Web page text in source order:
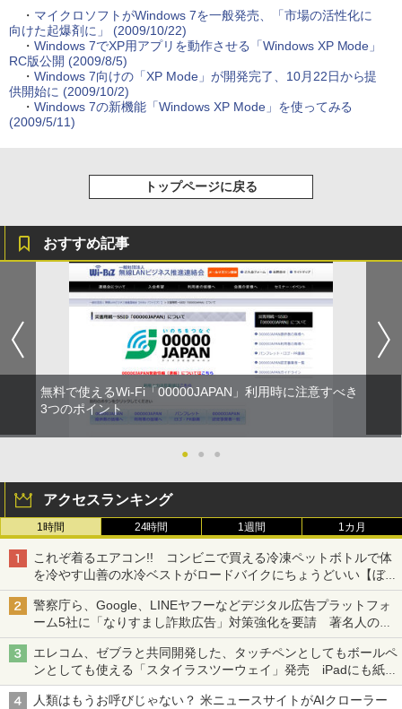
・ マイクロソフトがWindows 7を一般発売、「市場の活性化に
向けた起爆剤に」 (2009/10/22)
・ Windows 7でXP用アプリを動作させる「Windows XP Mode」
RC版公開 (2009/8/5)
・ Windows 7向けの「XP Mode」が開発完了、10月22日から提
供開始に (2009/10/2)
・ Windows 7の新機能「Windows XP Mode」を使ってみる
(2009/5/11)
トップページに戻る
おすすめ記事
無料で使えるWi-Fi「00000JAPAN」利用時に注意すべき
3つのポイント
● ● ●
アクセスランキング
1時間 24時間 1週間 1カ月
これぞ着るエアコン!! コンビニで買える冷凍ペットボトルで体
を冷やす山善の水冷ベストがロードバイクにちょうどいい【ぼっ
ち・ざ・ろーど！その14】【空いた時間でなにしてる？】
警察庁ら、Google、LINEヤフーなどデジタル広告プラットフォ
ーム5社に「なりすまし詐欺広告」対策強化を要請 著名人の写
真や映像を使った投資詐欺などへの対策として
エレコム、ゼブラと共同開発した、タッチペンとしてもボールペ
ンとしても使える「スタイラスツーウェイ」発売 iPadにも紙に
も、持ち替えずに書き込める
人類はもうお呼びじゃない？ 米ニュースサイトがAIクローラー